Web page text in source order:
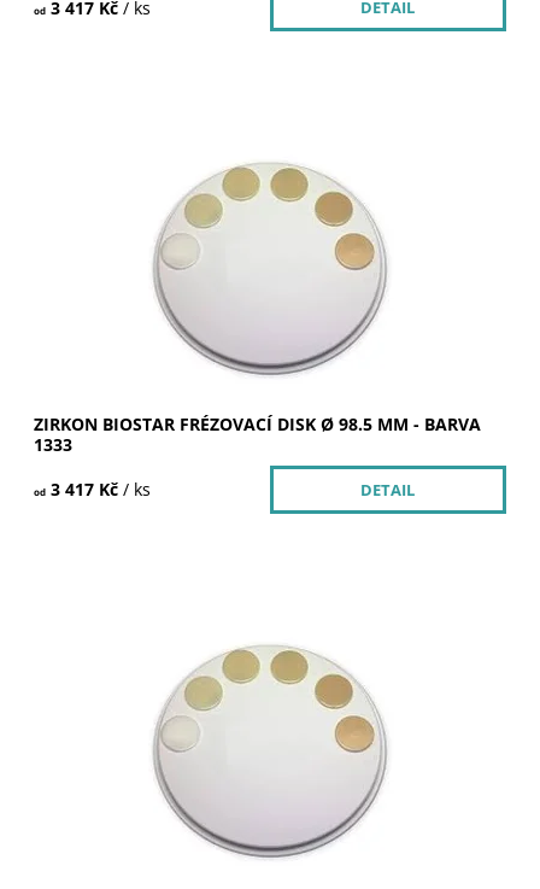
od 3 417 Kč / ks DETAIL
Skladem u dodavatele >5 ks
252113
SILADENT
ZIRKON BIOSTAR FRÉZOVACÍ DISK Ø 98.5 MM - BARVA
1333
od 3 417 Kč / ks DETAIL
Skladem u dodavatele >5 ks
252063
SILADENT